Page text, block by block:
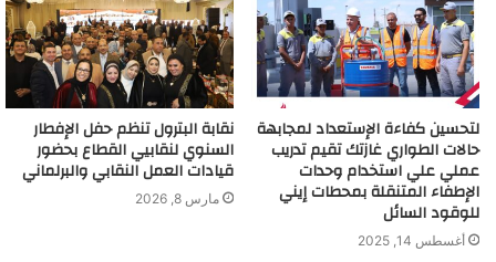
لتحسين كفاءة الإستعداد لمجابهة
حالات الطواري غازتك تقيم تدريب
عملي علي استخدام وحدات
الإطفاء المتنقلة بمحطات إيني
للوقود السائل
أغسطس 14, 2025
نقابة البترول تنظم حفل الإفطار
السنوي لنقابيي القطاع بحضور
قيادات العمل النقابي والبرلماني
مارس 8, 2026